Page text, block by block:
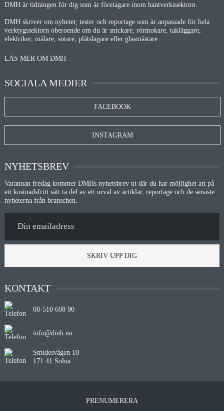
DMH är tidningen för dig som är företagare inom hantverkssektorn.
DMH skriver om nyheter, tester och reportage som är anpassade för hela
verktygssektorn oberoende om du är snickare, rörmokare, takläggare,
elektriker, målare, sotare, plåtslagare eller glasmästare.
LÄS MER OM DMH
SOCIALA MEDIER
FACEBOOK
INSTAGRAM
NYHETSBREV
Varannan fredag kommer DMHs nyhetsbrev ut där du har möjlighet att på
ett kostnadsfritt sätt ta del av ett urval av artiklar, reportage och de senaste
nyheterna från branschen.
SKRIV UPP DIG
KONTAKT
08-510 608 90
info@dmh.nu
Smidesvägen 10
171 41 Solna
PRENUMERERA